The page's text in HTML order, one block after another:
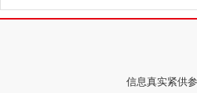
信息真实紧供